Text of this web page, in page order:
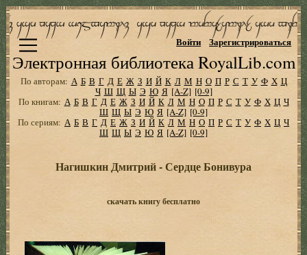
Электронная библиотека RoyalLib.com
Войти Зарегистрироваться
По авторам: А Б В Г Д Е Ж З И Й К Л М Н О П Р С Т У Ф Х Ц
Ч Ш Щ Ы Э Ю Я [A-Z] [0-9]
По книгам: А Б В Г Д Е Ж З И Й К Л М Н О П Р С Т У Ф Х Ц Ч
Ш Щ Ы Э Ю Я [A-Z] [0-9]
По сериям: А Б В Г Д Е Ж З И Й К Л М Н О П Р С Т У Ф Х Ц Ч
Ш Щ Ы Э Ю Я [A-Z] [0-9]
Нагишкин Дмитрий - Сердце Бонивура
скачать книгу бесплатно